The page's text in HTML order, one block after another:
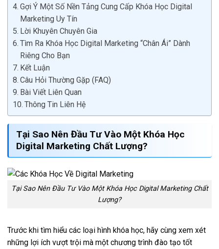
Gợi Ý Một Số Nền Tảng Cung Cấp Khóa Học Digital
Marketing Uy Tín
Lời Khuyên Chuyên Gia
Tìm Ra Khóa Học Digital Marketing “Chân Ái” Dành
Riêng Cho Bạn
Kết Luận
Câu Hỏi Thường Gặp (FAQ)
Bài Viết Liên Quan
Thông Tin Liên Hệ
Tại Sao Nên Đầu Tư Vào Một Khóa Học
Digital Marketing Chất Lượng?
Tại Sao Nên Đầu Tư Vào Một Khóa Học Digital Marketing Chất
Lượng?
Trước khi tìm hiểu các loại hình khóa học, hãy cùng xem xét
những lợi ích vượt trội mà một chương trình đào tạo tốt